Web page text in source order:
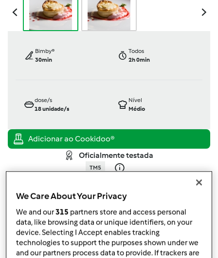
Bimby®
30min
Todos
2h 0min
dose/s
18unidade/s
Nível
Médio
Oficialmente testada
TM5
alterado: 06.11.2017
Adicionar às minhas coleções
Partilhar receita
Criar uma variante
We Care About Your Privacy
We and our315 partners store and access personal
data, like browsing data or unique identifiers, on your
device. Selecting I Accept enables tracking
technologies to support the purposes shown under we
and our partners process data to provide. If trackers are